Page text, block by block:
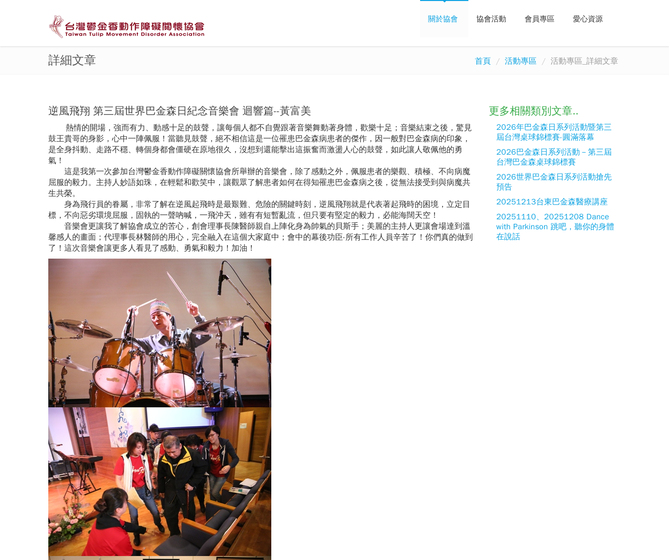
關於協會 協會活動 會員專區 愛心資源
詳細文章 首頁 活動專區 活動專區_詳細文章
逆風飛翔 第三屆世界巴金森日紀念音樂會 迴響篇--黃富美
熱情的開場，強而有力、動感十足的鼓聲，讓每個人都不自覺跟著音樂舞動著身體，歡樂十足；音樂結束之後，驚見
鼓王貴哥的身影，心中一陣佩服！當聽見鼓聲，絕不相信這是一位罹患巴金森病患者的傑作，因一般對巴金森病的印象，
是全身抖動、走路不穩、轉個身都會僵硬在原地很久，沒想到還能擊出這振奮而激盪人心的鼓聲，如此讓人敬佩他的勇
氣！
這是我第一次參加台灣鬱金香動作障礙關懷協會所舉辦的音樂會，除了感動之外，佩服患者的樂觀、積極、不向病魔
屈服的毅力。主持人妙語如珠，在輕鬆和歡笑中，讓觀眾了解患者如何在得知罹患巴金森病之後，從無法接受到與病魔共
生共榮。
身為飛行員的眷屬，非常了解在逆風起飛時是最艱難、危險的關鍵時刻，逆風飛翔就是代表著起飛時的困境，立定目
標，不向惡劣環境屈服，固執的一聲吶喊，一飛沖天，雖有有短暫亂流，但只要有堅定的毅力，必能海闊天空！
音樂會更讓我了解協會成立的苦心，創會理事長陳醫師親自上陣化身為帥氣的貝斯手；美麗的主持人更讓會場達到溫
馨感人的畫面；代理事長林醫師的用心，完全融入在這個大家庭中；會中的幕後功臣-所有工作人員辛苦了！你們真的做到
了！這次音樂會讓更多人看見了感動、勇氣和毅力！加油！
更多相關類別文章..
2026年巴金森日系列活動暨第三
屆台灣桌球錦標賽-圓滿落幕
2026巴金森日系列活動－第三屆
台灣巴金森桌球錦標賽
2026世界巴金森日系列活動搶先
預告
20251213台東巴金森醫療講座
20251110、20251208 Dance
with Parkinson 跳吧，聽你的身體
在說話